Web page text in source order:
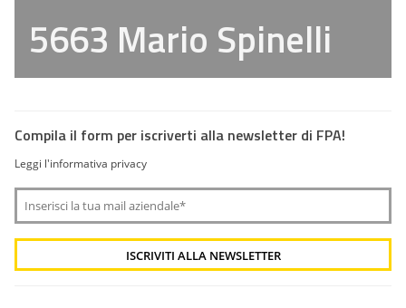
5663 Mario Spinelli
Compila il form per iscriverti alla newsletter di FPA!
Leggi l'informativa privacy